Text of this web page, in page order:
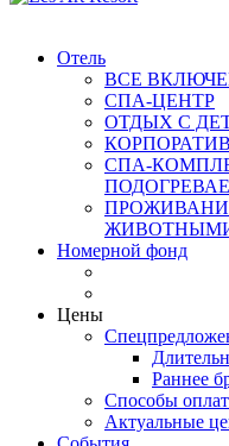
Отель
ВСЕ
СПА-ЦЕНТР
ОТДЫХ С
СПА-
Номерной фонд
Цены
Раннее
Способы
Актуальные